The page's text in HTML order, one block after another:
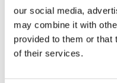
our social media,
may combine it with
provided to them or that
of their services.